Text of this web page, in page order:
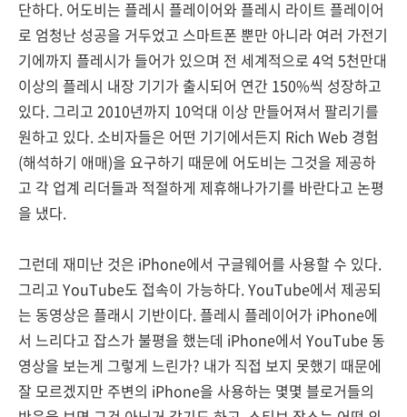
단하다. 어도비는 플레시 플레이어와 플레시 라이트 플레이어
로 엄청난 성공을 거두었고 스마트폰 뿐만 아니라 여러 가전기
기에까지 플레시가 들어가 있으며 전 세계적으로 4억 5천만대
이상의 플레시 내장 기기가 출시되어 연간 150%씩 성장하고
있다. 그리고 2010년까지 10억대 이상 만들어져서 팔리기를
원하고 있다. 소비자들은 어떤 기기에서든지 Rich Web 경험
(해석하기 애매)을 요구하기 때문에 어도비는 그것을 제공하
고 각 업계 리더들과 적절하게 제휴해나가기를 바란다고 논평
을 냈다.
그런데 재미난 것은 iPhone에서 구글웨어를 사용할 수 있다.
그리고 YouTube도 접속이 가능하다. YouTube에서 제공되
는 동영상은 플래시 기반이다. 플레시 플레이어가 iPhone에
서 느리다고 잡스가 불평을 했는데 iPhone에서 YouTube 동
영상을 보는게 그렇게 느린가? 내가 직접 보지 못했기 때문에
잘 모르겠지만 주변의 iPhone을 사용하는 몇몇 블로거들의